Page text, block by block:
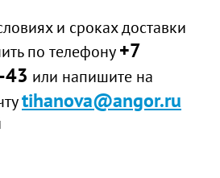
и сроках доставки
по телефону+7
или напишите на
tihanova@angor.ru